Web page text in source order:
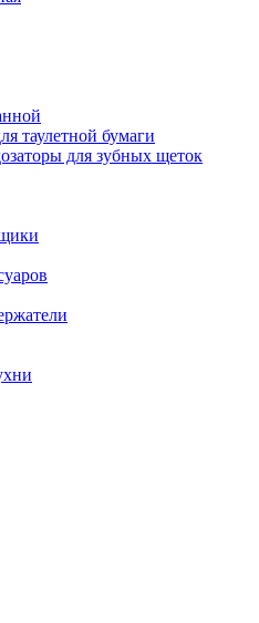
таулетной бумаги
для зубных щеток